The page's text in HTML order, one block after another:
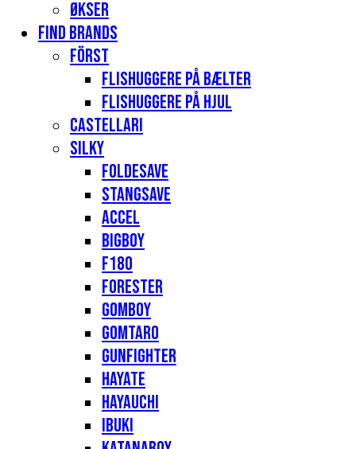
Økser
Find Brands
Först
Flishuggere på bælter
Flishuggere på hjul
Castellari
Silky
Foldesave
Stangsave
Accel
Bigboy
F180
Forester
Gomboy
Gomtaro
Gunfighter
Hayate
Hayauchi
Ibuki